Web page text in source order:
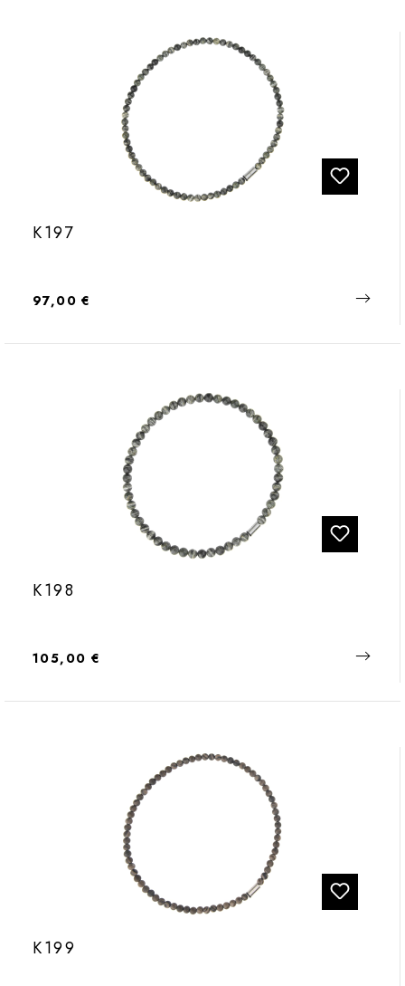
K197
Regulärer Preis:
97,00 €
K198
Regulärer Preis:
105,00 €
K199